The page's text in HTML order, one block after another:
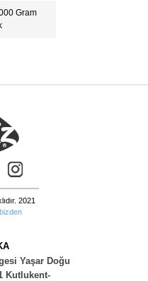
Gram
2021
Yaşar Doğu
Kutlukent-